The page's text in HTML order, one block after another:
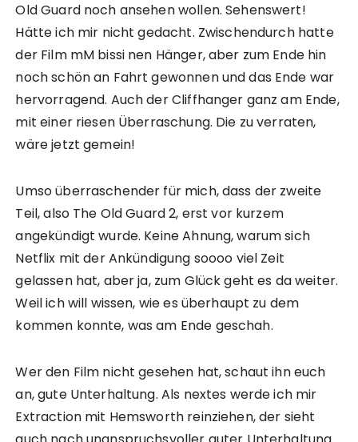
Old Guard noch ansehen wollen. Sehenswert!
Hätte ich mir nicht gedacht. Zwischendurch hatte
der Film mM bissi nen Hänger, aber zum Ende hin
noch schön an Fahrt gewonnen und das Ende war
hervorragend. Auch der Cliffhanger ganz am Ende,
mit einer riesen Überraschung. Die zu verraten,
wäre jetzt gemein!
Umso überraschender für mich, dass der zweite
Teil, also The Old Guard 2, erst vor kurzem
angekündigt wurde. Keine Ahnung, warum sich
Netflix mit der Ankündigung soooo viel Zeit
gelassen hat, aber ja, zum Glück geht es da weiter.
Weil ich will wissen, wie es überhaupt zu dem
kommen konnte, was am Ende geschah.
Wer den Film nicht gesehen hat, schaut ihn euch
an, gute Unterhaltung. Als nextes werde ich mir
Extraction mit Hemsworth reinziehen, der sieht